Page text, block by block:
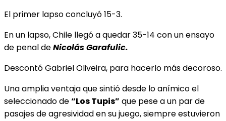
El primer lapso concluyó 15-3.
En un lapso, Chile llegó a quedar 35-14 con un ensayo
de penal deNicolás Garafulic.
Descontó Gabriel Oliveira, para hacerlo más decoroso.
Una amplia ventaja que sintió desde lo anímico el
seleccionado de“Los Tupis” que pese a un par de
pasajes de agresividad en su juego, siempre estuvieron